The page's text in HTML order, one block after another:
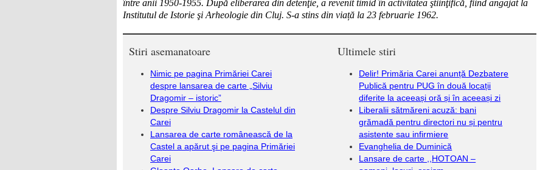
între anii 1950-1955. După eliberarea din detenţie, a revenit timid în activitatea ştiinţifică , fiind angajat la
Institutul de Istorie şi Arheologie din Cluj. S-a stins din viață la 23 februarie 1962.
Stiri asemanatoare
Nimic pe pagina Primăriei Carei
despre lansarea de carte „Silviu
Dragomir – istoric”
Despre Silviu Dragomir la Castelul din
Carei
Lansarea de carte românească de la
Castel a apărut şi pe pagina Primăriei
Carei
Ultimele stiri
Delir! Primăria Carei anunță Dezbatere
Publică pentru PUG în două locații
diferite la aceeași oră și în aceeași zi
Liberalii sătmăreni acuză: bani
grămadă pentru directori nu și pentru
asistente sau infirmiere
Evanghelia de Duminică
Lansare de carte ,,HOTOAN –